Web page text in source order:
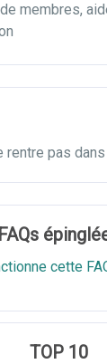
membres,
rentre pas
FAQs
cette
TOP 10